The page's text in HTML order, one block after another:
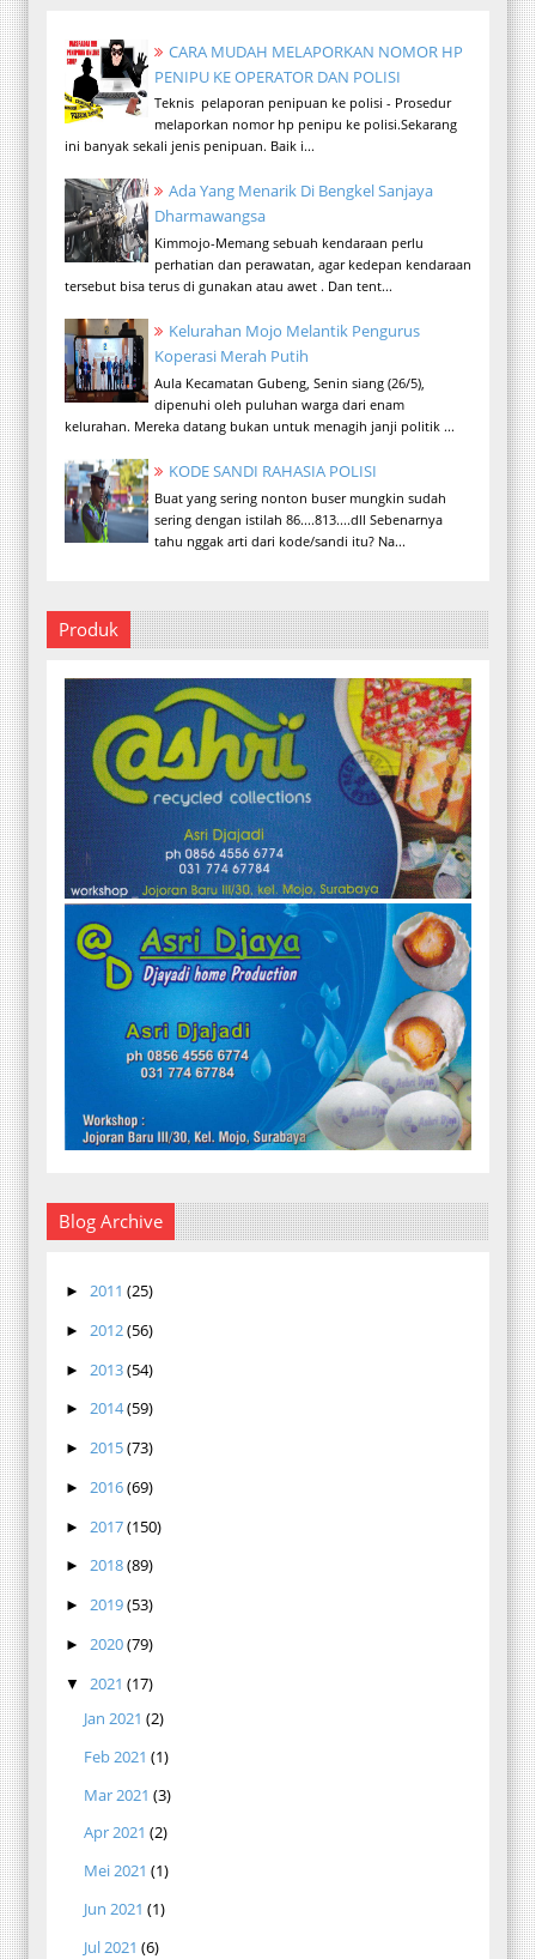
CARA MUDAH MELAPORKAN NOMOR HP
PENIPU KE OPERATOR DAN POLISI
Teknis pelaporan penipuan ke polisi - Prosedur
melaporkan nomor hp penipu ke polisi.Sekarang
ini banyak sekali jenis penipuan. Baik i...
Ada Yang Menarik Di Bengkel Sanjaya
Dharmawangsa
Kimmojo-Memang sebuah kendaraan perlu
perhatian dan perawatan, agar kedepan kendaraan
tersebut bisa terus di gunakan atau awet . Dan tent...
Kelurahan Mojo Melantik Pengurus
Koperasi Merah Putih
Aula Kecamatan Gubeng, Senin siang (26/5),
dipenuhi oleh puluhan warga dari enam
kelurahan. Mereka datang bukan untuk menagih janji politik ...
KODE SANDI RAHASIA POLISI
Buat yang sering nonton buser mungkin sudah
sering dengan istilah 86....813....dll Sebenarnya
tahu nggak arti dari kode/sandi itu? Na...
Produk
Blog Archive
► 2011 (25)
► 2012(56)
► 2013(54)
► 2014(59)
► 2015(73)
► 2016(69)
► 2017(150)
► 2018(89)
► 2019(53)
► 2020(79)
▼ 2021 (17)
Jan 2021 (2)
Feb 2021 (1)
Mar 2021 (3)
Apr 2021 (2)
Mei 2021 (1)
Jun 2021 (1)
Jul 2021 (6)